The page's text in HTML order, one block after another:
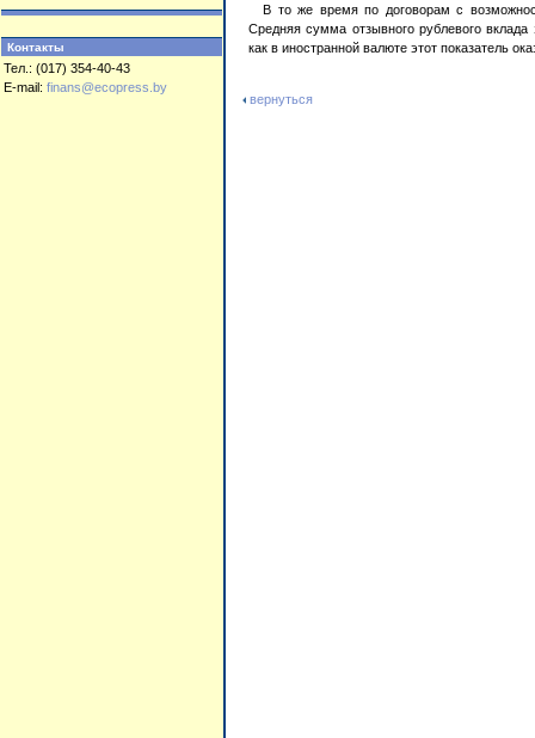
Контакты
Тел.: (017) 354-40-43
E-mail: finans@ecopress.by
В то же время по договорам с
Средняя сумма отзывного рублевого
как в иностранной валюте этот показатель
вернуться